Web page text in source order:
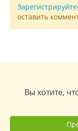
оставить
Вы хотите,